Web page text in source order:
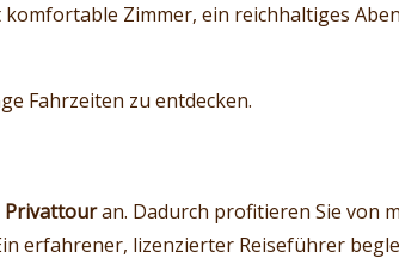
Zimmer, ein reichhaltiges
Fahrzeiten zu entdecken.
Privattouran. Dadurch profitieren Sie von
erfahrener, lizenzierter Reiseführer